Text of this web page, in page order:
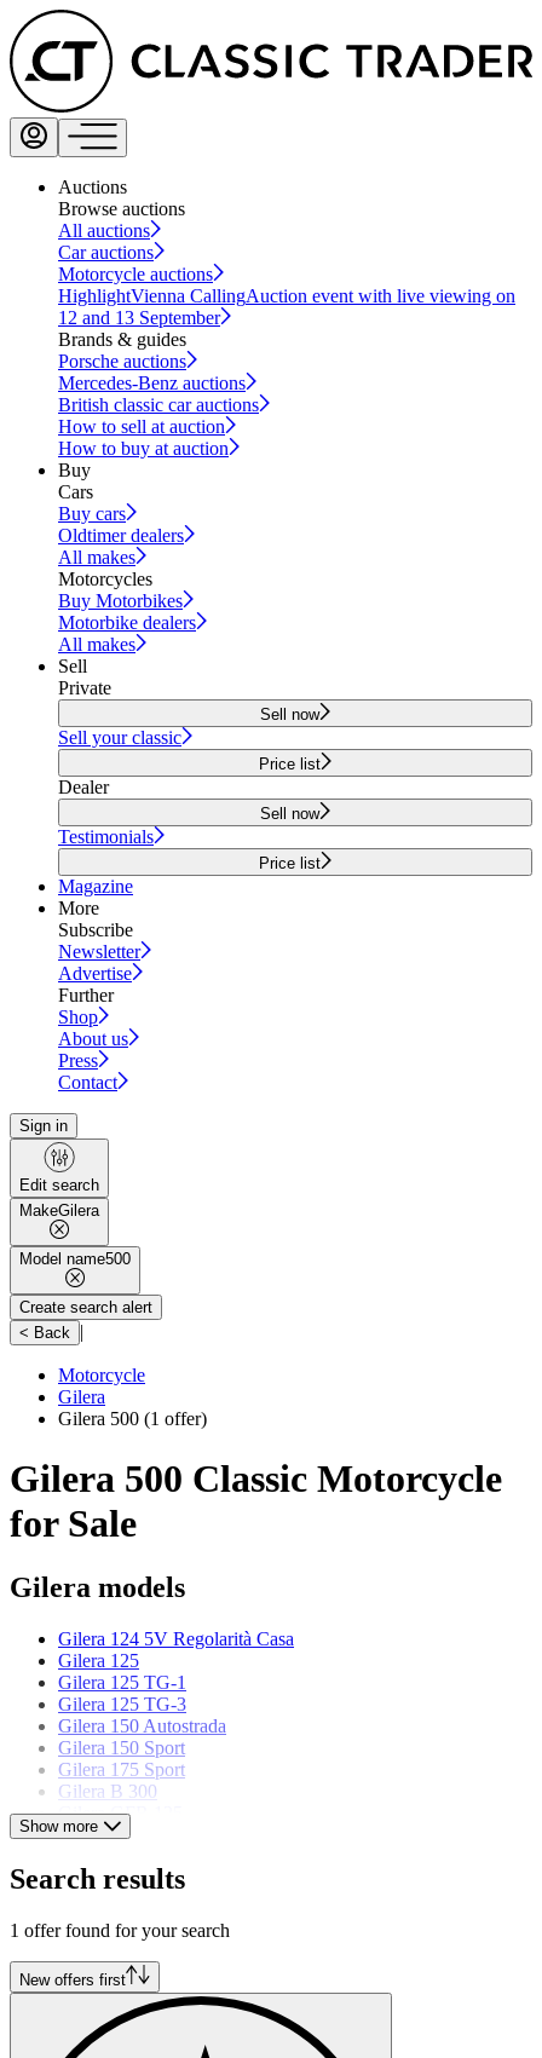
Auctions
Browse auctions
All auctions
Car auctions
Motorcycle auctions
HighlightVienna CallingAuction event with live viewing on
12 and 13 September
Brands & guides
Porsche auctions
Mercedes-Benz auctions
British classic car auctions
How to sell at auction
How to buy at auction
Buy
Cars
Buy cars
Oldtimer dealers
All makes
Motorcycles
Buy Motorbikes
Motorbike dealers
All makes
Sell
Private
Sell now
Sell your classic
Price list
Dealer
Sell now
Testimonials
Price list
Magazine
More
Subscribe
Newsletter
Advertise
Further
Shop
About us
Press
Contact
Sign in
Edit search
MakeGilera
Model name500
Create search alert
< Back |
Motorcycle
Gilera
Gilera 500 (1 offer)
Gilera 500 Classic Motorcycle
for Sale
Gilera models
Gilera 124 5V Regolarità Casa
Gilera 125
Gilera 125 TG-1
Gilera 125 TG-3
Gilera 150 Autostrada
Gilera 150 Sport
Gilera 175 Sport
Gilera B 300
Gilera GFR 125
Gilera Giubileo 125
Gilera Saturno
Show more
Search results
1 offer found for your search
New offers first